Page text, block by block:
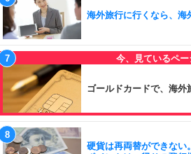
海外旅行に行くなら、海
ゴールドカードで、海外
硬貨は再両替ができない。